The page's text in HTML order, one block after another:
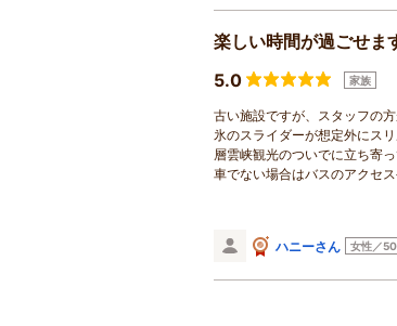
楽しい時間が過ごせま
5.0
家族
古い施設ですが、スタッフの
氷のスライダーが想定外にス
層雲峡観光のついでに立ち寄
車でない場合はバスのアクセ
ハニーさん 女性／